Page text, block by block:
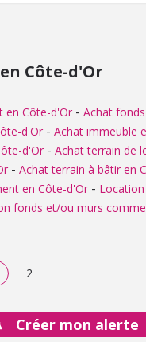
Côte-d'Or
en Côte-d'Or - Achat
d'Or - Achat immeuble
d'Or - Achat terrain de
- Achat terrain à bâtir en
en Côte-d'Or -
fonds et/ou murs
2
Créer mon alerte